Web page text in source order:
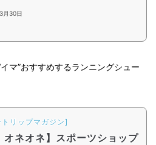
コーデ
月30日
マ”おすすめするランニングシュー
リップマガジン]
オネオネ】スポーツショップ